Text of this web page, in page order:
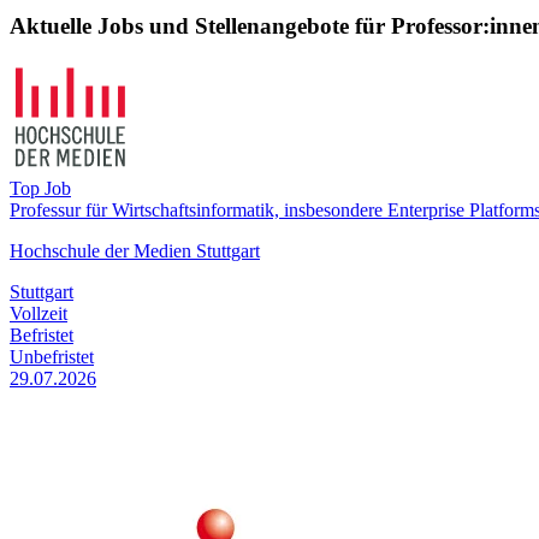
Aktuelle Jobs und Stellenangebote für
Top Job
Professur für Wirtschaftsinformatik, insbesondere Enterprise
Hochschule der Medien Stuttgart
Stuttgart
Vollzeit
Befristet
Unbefristet
29.07.2026